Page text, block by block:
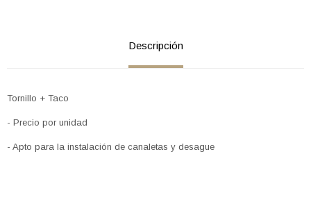
Descripción
Tornillo + Taco
- Precio por unidad
- Apto para la instalación de canaletas y desague